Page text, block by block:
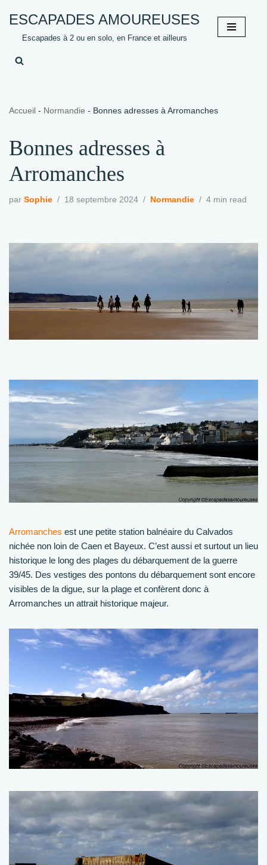
contenu
ESCAPADES AMOUREUSES
Escapades à 2 ou en solo, en France et ailleurs
Accueil - Normandie - Bonnes adresses à Arromanches
Bonnes adresses à
Arromanches
par Sophie 18 septembre 2024 Normandie 4 min read
Arromanches est une petite station balnéaire du Calvados
nichée non loin de Caen et Bayeux. C’est aussi et surtout un lieu
historique le long des plages du débarquement de la guerre
39/45. Des vestiges des pontons du débarquement sont encore
visibles de la digue, sur la plage et confèrent donc à
Arromanches un attrait historique majeur.